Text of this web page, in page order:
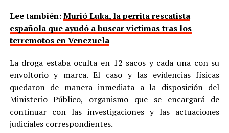
Lee también:Murió Luka, la perrita rescatista
española que ayudó a buscar víctimas tras los
terremotos en Venezuela
La droga estaba oculta en 12 sacos y cada una con su
envoltorio y marca. El caso y las evidencias físicas
quedaron de manera inmediata a la disposición del
Ministerio Público, organismo que se encargará de
continuar con las investigaciones y las actuaciones
judiciales correspondientes.